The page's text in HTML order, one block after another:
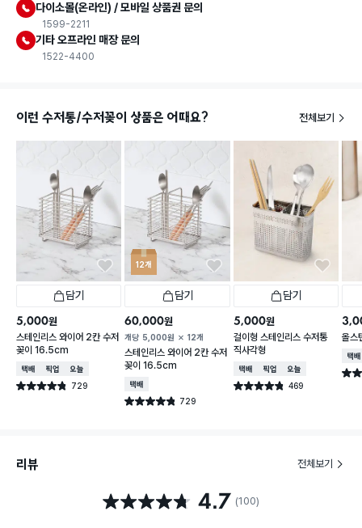
다이소몰(온라인) / 모바일 상품권 문의
1599-2211
기타 오프라인 매장 문의
1522-4400
이런 수저통/수저꽂이 상품은 어때요? 전체보기
담기
5,000원
스테인리스 와이어 2칸 수저
꽂이 16.5cm
택배배송매장픽업오늘배송
별점 4.8점 729
건 작성
12개
담기
60,000원
개당 5,000원 12개
스테인리스 와이어 2칸 수저
꽂이 16.5cm
택배배송
별점 4.8점 729
건 작성
담기
5,000원
걸이형 스테인리스 수저통
직사각형
택배배송매장픽업오늘배송
별점 4.8점 469
건 작성
올스
택배
별점
리뷰 전체보기
별점 4.7점 4.7 (100)